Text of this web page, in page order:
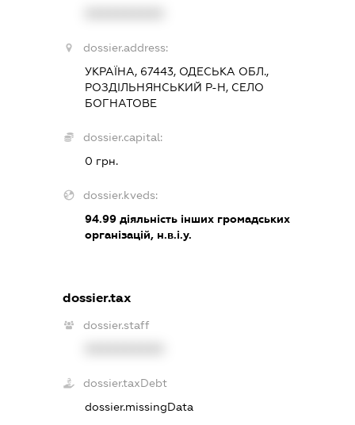
dossier.address:
УКРАЇНА, 67443, ОДЕСЬКА ОБЛ.,
РОЗДІЛЬНЯНСЬКИЙ Р-Н, СЕЛО
БОГНАТОВЕ
dossier.capital:
0 грн.
dossier.kveds:
94.99 діяльність інших громадських
організацій, н.в.і.у.
dossier.tax
dossier.staff
dossier.taxDebt
dossier.missingData